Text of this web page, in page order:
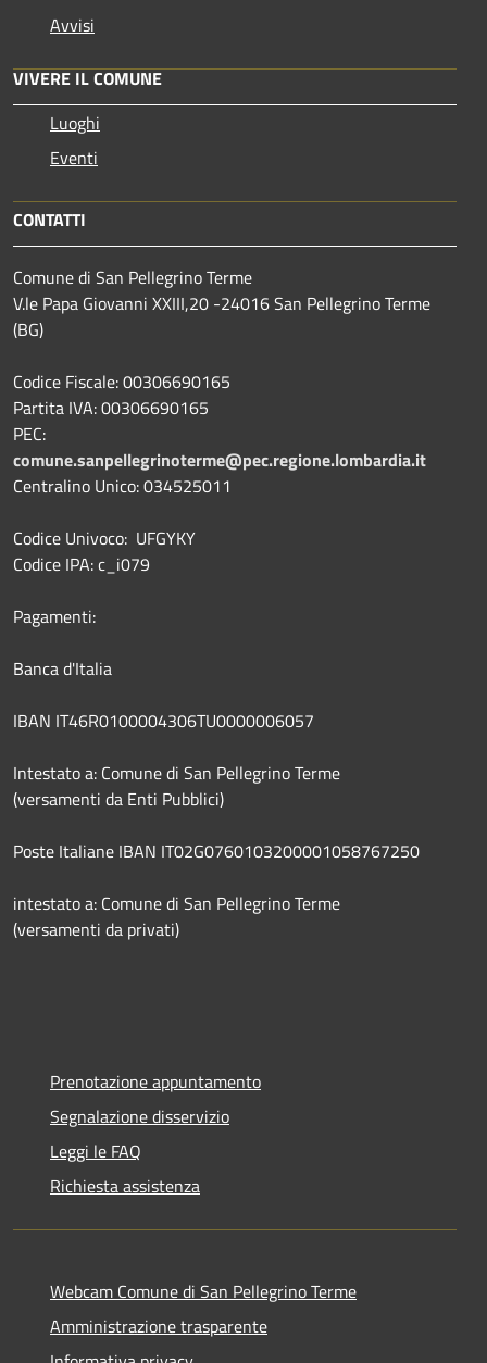
Avvisi
VIVERE IL COMUNE
Luoghi
Eventi
CONTATTI
Comune di San Pellegrino Terme
V.le Papa Giovanni XXIII,20 -24016 San Pellegrino Terme
(BG)
Codice Fiscale: 00306690165
Partita IVA: 00306690165
PEC:
comune.sanpellegrinoterme@pec.regione.lombardia.it
Centralino Unico: 034525011
Codice Univoco: UFGYKY
Codice IPA: c_i079
Pagamenti:
Banca d'Italia
IBAN IT46R0100004306TU0000006057
Intestato a: Comune di San Pellegrino Terme
(versamenti da Enti Pubblici)
Poste Italiane IBAN IT02G0760103200001058767250
intestato a: Comune di San Pellegrino Terme
(versamenti da privati)
Prenotazione appuntamento
Segnalazione disservizio
Leggi le FAQ
Richiesta assistenza
Webcam Comune di San Pellegrino Terme
Amministrazione trasparente